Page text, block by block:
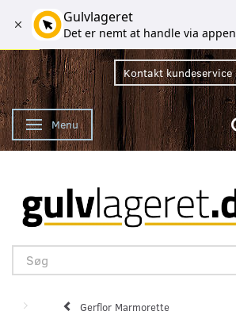
Kontakt kundeservice
Skifte navigation
Menu
Gerflor Marmorette
Gulvlageret
Det er nemt at handle via appen